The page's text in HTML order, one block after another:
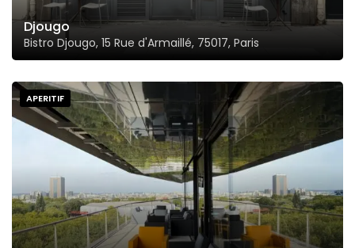
Djougo
Bistro Djougo, 15 Rue d'Armaillé, 75017, Paris
APERITIF